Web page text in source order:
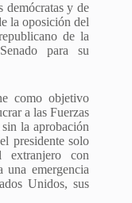
demócratas y de
la oposición del
de la
para su
como objetivo
a las Fuerzas
la aprobación
presidente solo
extranjero con
una emergencia
Unidos, sus